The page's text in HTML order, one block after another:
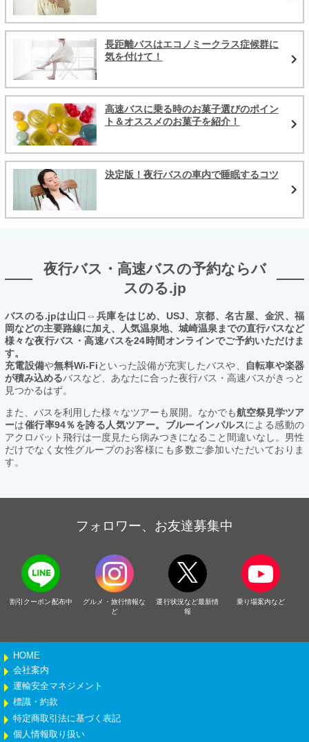
長距離バスはエコノミークラス症候群に
気を付けて！
高速バスに乗る時のお菓子選びのポイン
ト＆オススメのお菓子を紹介！
決定版！夜行バスの車内で睡眠するコツ
夜行バス・高速バスの予約ならバ
スのる.jp
バスのる.jpは山口⇔兵庫をはじめ、USJ、京都、名古屋、金沢、福
岡などの主要路線に加え、人気温泉地、城崎温泉までの直行バスなど
様々な夜行バス・高速バスを24時間オンラインでご予約いただけま
す。
充電設備や無料Wi-Fiといった設備が充実したバスや、
自転車や楽器
が積み込めるバスなど、あなたに合った夜行バス・高速バスがきっと
見つかるはず。
また、バスを利用した様々なツアーも展開。なかでも航空祭見学ツア
ーは催行率94％を誇る人気ツアー。ブルーインパルスによる感動の
アクロバット飛行は一度見たら病みつきになること間違いなし。男性
だけでなく女性グループのお客様にも多数ご参加いただいておりま
す。
フォロワー、お友達募集中
割引クーポン配布中
グルメ・旅行情報な
ど
運行状況など最新情
報
乗り場案内など
HOME
会社案内
運輸安全マネジメント
標識・約款
特定商取引法に基づく表記
個人情報取り扱い